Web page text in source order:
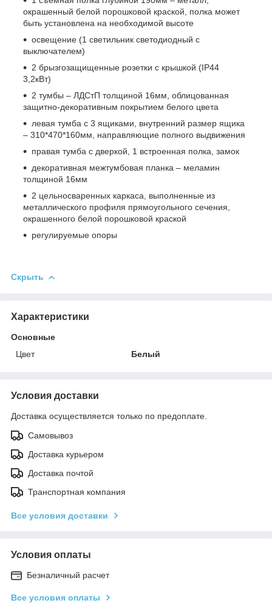
окрашенный белой порошковой краской, полка может
быть установлена на необходимой высоте
освещение (1 светильник светодиодный с
выключателем)
2 брызгозащищенные розетки с крышкой (IP44
3,2кВт)
2 тумбы – ЛДСтП толщиной 16мм, облицованная
защитно-декоративным покрытием белого цвета
левая тумба с 3 ящиками, внутренний размер ящика
– 310*470*160мм, направляющие полного выдвижения
правая тумба с дверкой, 1 встроенная полка, замок
декоративная межтумбовая планка – меламин
толщиной 16мм
2 цельносваренных каркаса, выполненные из
металлического профиля прямоугольного сечения,
окрашенного белой порошковой краской
регулируемые опоры
Скрыть
Характеристики
Основные
Цвет
Белый
Условия доставки
Доставка осуществляется только по предоплате.
Самовывоз
Доставка курьером
Доставка почтой
Транспортная компания
Все условия доставки
Условия оплаты
Безналичный расчет
Все условия оплаты